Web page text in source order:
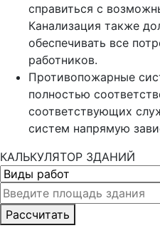
справиться с
Канализация также
обеспечивать все
работников.
Противопожарные
полностью
соответствующих
систем напрямую
КАЛЬКУЛЯТОР ЗДАНИЙ
Рассчитать